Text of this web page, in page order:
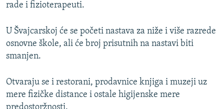
rade i fizioterapeuti.
U Švajcarskoj će se početi nastava za niže i više razrede
osnovne škole, ali će broj prisutnih na nastavi biti
smanjen.
Otvaraju se i restorani, prodavnice knjiga i muzeji uz
mere fizičke distance i ostale higijenske mere